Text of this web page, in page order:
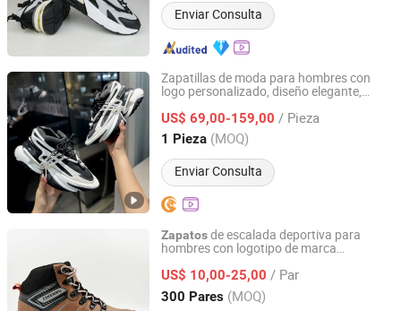
Enviar Consulta
Zapatillas de moda para hombres con
logo personalizado, diseño elegante,
zapatosdeportivos, réplicas de zapatillas
US$ 69,00-159,00 / Pieza
1 Pieza (MOQ)
Enviar Consulta
Siyuan'an Trading House (Individual Business) in Meishan
Town, Nan'an City
Fujian, China Desde 2026
Zapatosde escalada deportiva para
hombres con logotipo de marca
US$ 10,00-25,00 / Par
300 Pares (MOQ)
Quanzhou Ruby Raven Co., Ltd.
Fujian, China Desde 2024